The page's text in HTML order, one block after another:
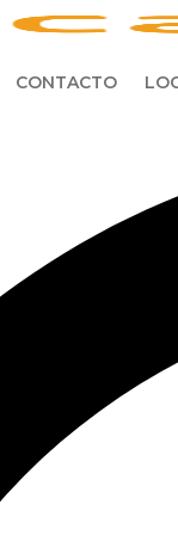
CONTACTO